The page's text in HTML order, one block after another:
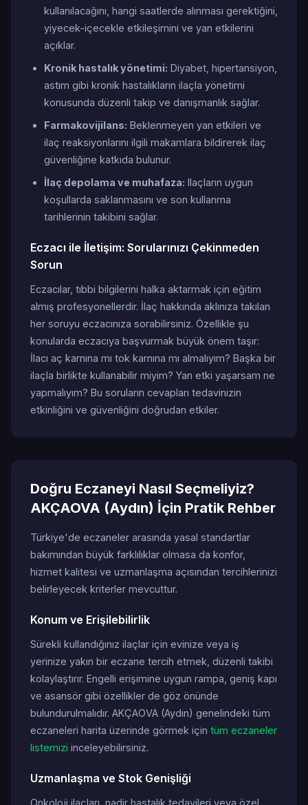
kullanılacağını, hangi saatlerde alınması gerektiğini,
yiyecek-içecekle etkileşimini ve yan etkilerini
açıklar.
Kronik hastalık yönetimi: Diyabet, hipertansiyon,
astım gibi kronik hastalıkların ilaçla yönetimi
konusunda düzenli takip ve danışmanlık sağlar.
Farmakovijilans: Beklenmeyen yan etkileri ve
ilaç reaksiyonlarını ilgili makamlara bildirerek ilaç
güvenliğine katkıda bulunur.
İlaç depolama ve muhafaza: Ilaçların uygun
koşullarda saklanmasını ve son kullanma
tarihlerinin takibini sağlar.
Eczacı ile İletişim: Sorularınızı Çekinmeden
Sorun
Eczacılar, tıbbi bilgilerini halka aktarmak için eğitim
almış profesyonellerdir. İlaç hakkında aklınıza takılan
her soruyu eczacınıza sorabilirsiniz. Özellikle şu
konularda eczacıya başvurmak büyük önem taşır:
İlacı aç karnına mı tok karnına mı almalıyım? Başka bir
ilaçla birlikte kullanabilir miyim? Yan etki yaşarsam ne
yapmalıyım? Bu soruların cevapları tedavinizin
etkinliğini ve güvenliğini doğrudan etkiler.
Doğru Eczaneyi Nasıl Seçmeliyiz?
AKÇAOVA (Aydın) İçin Pratik Rehber
Türkiye'de eczaneler arasında yasal standartlar
bakımından büyük farklılıklar olmasa da konfor,
hizmet kalitesi ve uzmanlaşma açısından tercihlerinizi
belirleyecek kriterler mevcuttur.
Konum ve Erişilebilirlik
Sürekli kullandığınız ilaçlar için evinize veya iş
yerinize yakın bir eczane tercih etmek, düzenli takibi
kolaylaştırır. Engelli erişimine uygun rampa, geniş kapı
ve asansör gibi özellikler de göz önünde
bulundurulmalıdır. AKÇAOVA (Aydın) genelindeki tüm
eczaneleri harita üzerinde görmek için tüm eczaneler
listemizi inceleyebilirsiniz.
Uzmanlaşma ve Stok Genişliği
Onkoloji ilaçları, nadir hastalık tedavileri veya özel